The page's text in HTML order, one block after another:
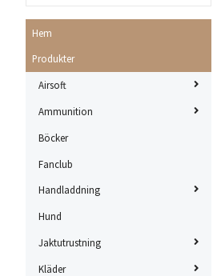
Hem
Produkter
Airsoft
Ammunition
Böcker
Fanclub
Handladdning
Hund
Jaktutrustning
Kläder